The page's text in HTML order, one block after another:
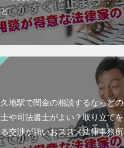
ど
久地駅で闇金の相談するならど
士や司法書士がよい？取り立て
る交渉が強いおススメ法律事務